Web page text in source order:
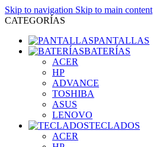
Skip to navigation Skip to main content
CATEGORÍAS
PANTALLAS
BATERÍAS
ACER
HP
ADVANCE
TOSHIBA
ASUS
LENOVO
TECLADOS
ACER